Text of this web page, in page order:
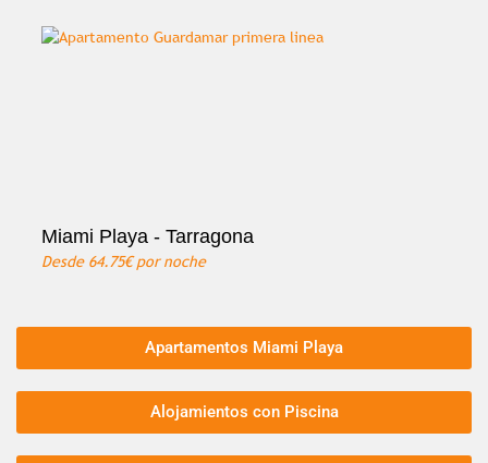
Miami Playa - Tarragona
Desde 64.75€por noche
Apartamentos Miami Playa
Alojamientos con Piscina